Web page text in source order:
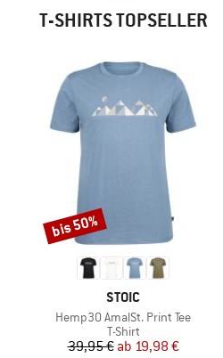
T-SHIRTS TOPSELLER
MARKE
STOIC
Artikel
Hemp30 AmalSt. Print Tee
Produktgruppe
T-Shirt
Preis
39,95 € reduzierter Preis
ab 19,98 €
Rabatt
bis 50%